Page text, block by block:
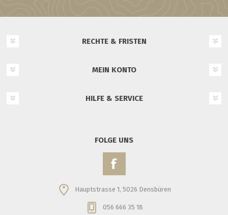
RECHTE & FRISTEN
MEIN KONTO
HILFE & SERVICE
FOLGE UNS
Hauptstrasse 1, 5026 Densbüren
056 666 35 18